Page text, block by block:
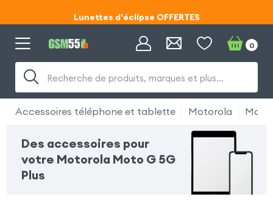
Lunettes d'éclipse OFFERTES
Code ECLIPSE55
Code ECLIPSE55
Recherche de produits, marques et plus…
0
Accessoires téléphone et tablette Motorola
Des accessoires pour
votre Motorola Moto G 5G
Plus